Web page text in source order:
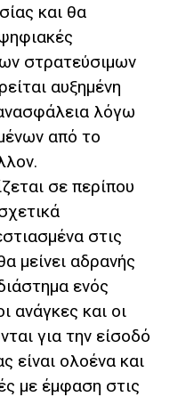
και θα
στρατεύσιμων
αυξημένη
λόγω
από το
σε περίπου
στις
μείνει αδρανής
ενός
ανάγκες και οι
για την είσοδό
είναι ολοένα και
με έμφαση στις